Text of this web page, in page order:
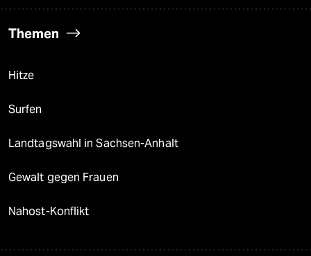
Themen
Hitze
Surfen
Landtagswahl in Sachsen-Anhalt
Gewalt gegen Frauen
Nahost-Konflikt